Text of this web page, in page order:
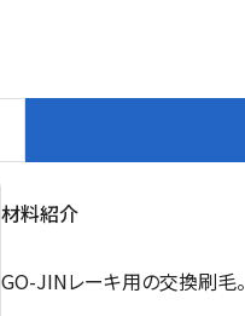
材料紹介
GO-JINレーキ用の交換刷毛。